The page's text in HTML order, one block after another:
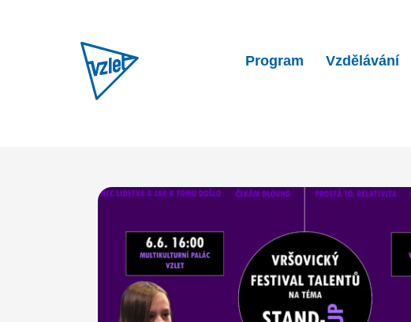
Program Vzdělávání